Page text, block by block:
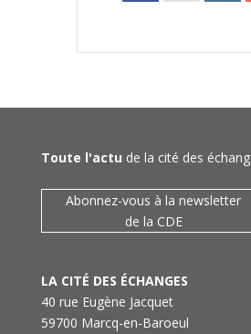
Toute l'actu de la cité des
Abonnez-vous à la newsletter
de la CDE
LA CITÉ DES ÉCHANGES
40 rue Eugène Jacquet
59700 Marcq-en-Baroeul